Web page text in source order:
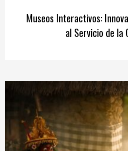
Museos Interactivos:
al Servicio de la